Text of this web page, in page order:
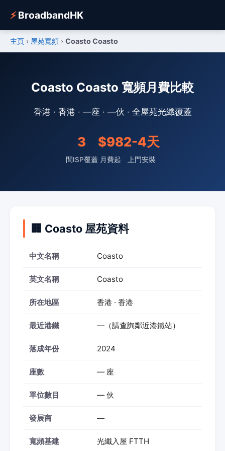
⚡BroadbandHK
主頁 › 屋苑寬頻 › Coasto Coasto
Coasto Coasto 寬頻月費比較
香港 · 香港 · —座 · —伙 · 全屋苑光纖覆蓋
3
間ISP覆蓋
$98
月費起
2-4天
上門安裝
🏢 Coasto 屋苑資料
中文名稱 Coasto
英文名稱 Coasto
所在地區 香港 · 香港
最近港鐵 —（請查詢鄰近港鐵站）
落成年份 2024
座數 — 座
單位數目 — 伙
發展商 —
寬頻基建 光纖入屋 FTTH